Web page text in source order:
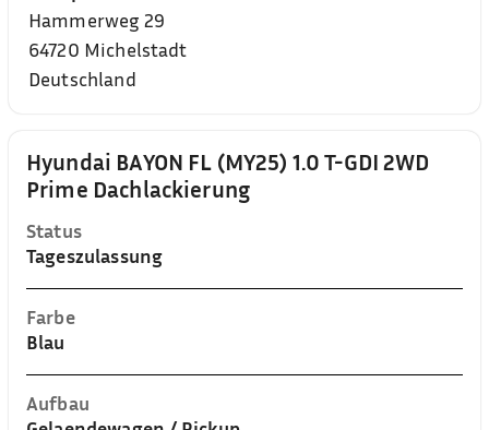
Hyundai BAYON FL (MY25) 1.0 T-GDI 2WD
Prime Dachlackierung
Status
Tageszulassung
Farbe
Blau
Aufbau
Hammerweg 29
64720 Michelstadt
Deutschland